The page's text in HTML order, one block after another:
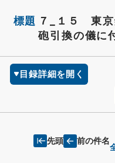
標題 ７_１５ 東京
砲引換の儀に
目録詳細を開く
先頭 前の件名